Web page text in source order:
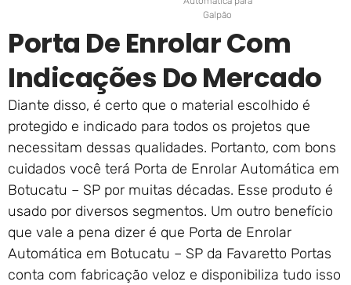
Galpão
Porta De Enrolar Com
Indicações Do Mercado
Diante disso, é certo que o material escolhido é
protegido e indicado para todos os projetos que
necessitam dessas qualidades. Portanto, com bons
cuidados você terá Porta de Enrolar Automática em
Botucatu – SP por muitas décadas. Esse produto é
usado por diversos segmentos. Um outro benefício
que vale a pena dizer é que Porta de Enrolar
Automática em Botucatu – SP da Favaretto Portas
conta com fabricação veloz e disponibiliza tudo isso